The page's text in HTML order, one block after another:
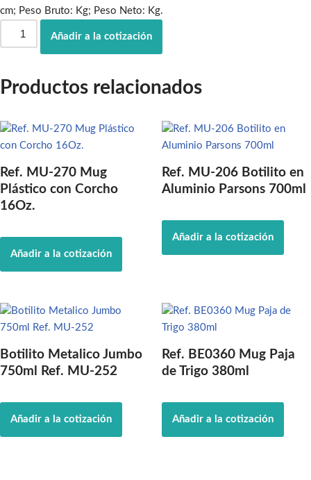
cm; Peso Bruto: Kg; Peso Neto: Kg.
Añadir a la cotización
Productos relacionados
Ref. MU-270 Mug
Plástico con Corcho
16Oz.
Añadir a la cotización
Ref. MU-206 Botilito en
Aluminio Parsons 700ml
Añadir a la cotización
Botilito Metalico Jumbo
750ml Ref. MU-252
Añadir a la cotización
Ref. BE0360 Mug Paja
de Trigo 380ml
Añadir a la cotización